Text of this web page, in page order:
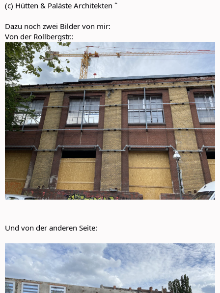
(c) Hütten & Paläste Architekten ˆ
Dazu noch zwei Bilder von mir:
Von der Rollbergstr.:
Und von der anderen Seite: